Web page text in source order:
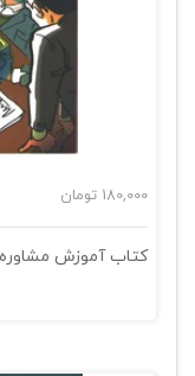
180,000 تومان
کتاب آموزش